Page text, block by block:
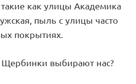
как улицы Академика
пыль с улицы часто
покрытиях.
выбирают нас?